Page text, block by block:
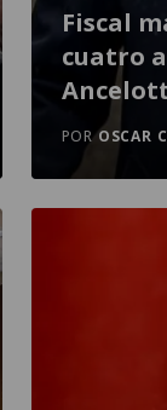
Fiscal
cuatro
POROSCAR